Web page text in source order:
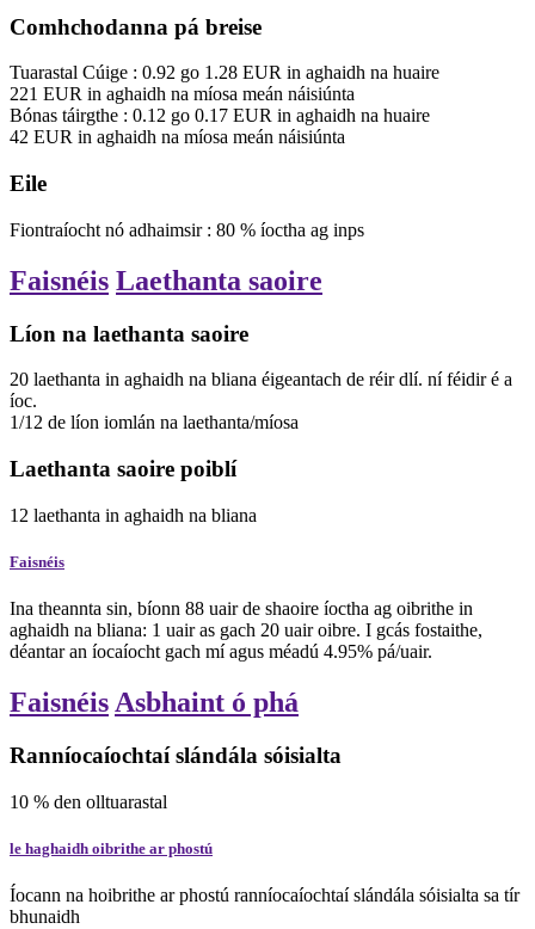
Comhchodanna pá breise
Tuarastal Cúige : 0.92 go 1.28 EUR in aghaidh na huaire
221 EUR in aghaidh na míosa meán náisiúnta
Bónas táirgthe : 0.12 go 0.17 EUR in aghaidh na huaire
42 EUR in aghaidh na míosa meán náisiúnta
Eile
Fiontraíocht nó adhaimsir : 80 % íoctha ag inps
Faisnéis Laethanta saoire
Líon na laethanta saoire
20 laethanta in aghaidh na bliana éigeantach de réir dlí. ní féidir é a
íoc.
1/12 de líon iomlán na laethanta/míosa
Laethanta saoire poiblí
12 laethanta in aghaidh na bliana
Faisnéis
Ina theannta sin, bíonn 88 uair de shaoire íoctha ag oibrithe in
aghaidh na bliana: 1 uair as gach 20 uair oibre. I gcás fostaithe,
déantar an íocaíocht gach mí agus méadú 4.95% pá/uair.
Faisnéis Asbhaint ó phá
Ranníocaíochtaí slándála sóisialta
10 % den olltuarastal
le haghaidh oibrithe ar phostú
Íocann na hoibrithe ar phostú ranníocaíochtaí slándála sóisialta sa tír
bhunaidh